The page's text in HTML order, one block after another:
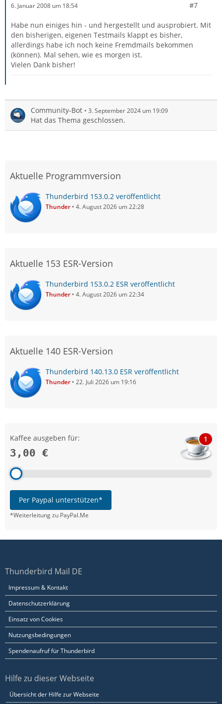
6. Januar 2008 um 18:54 #7
Habe nun einiges hin - und hergestellt und ausprobiert. Mit
den bisherigen, eigenen Testmails klappt es bisher,
allerdings habe ich noch keine Fremdmails bekommen
(können). Mal sehen, wie es morgen ist.
Vielen Dank bisher!
Community-Bot 3. September 2024 um 19:09
Hat das Thema geschlossen.
Aktuelle Programmversion
Thunderbird 153.0.2 veröffentlicht
Thunder 4. August 2026 um 22:28
Aktuelle 153 ESR-Version
Thunderbird 153.0.2 ESR veröffentlicht
Thunder 4. August 2026 um 22:34
Aktuelle 140 ESR-Version
Thunderbird 140.13.0 ESR veröffentlicht
Thunder 22. Juli 2026 um 19:16
Kaffee ausgeben für:
3,00 €
1
Per Paypal unterstützen*
*Weiterleitung zu PayPal.Me
Thunderbird Mail DE
Impressum & Kontakt
Datenschutzerklärung
Einsatz von Cookies
Nutzungsbedingungen
Spendenaufruf für Thunderbird
Hilfe zu dieser Webseite
Übersicht der Hilfe zur Webseite